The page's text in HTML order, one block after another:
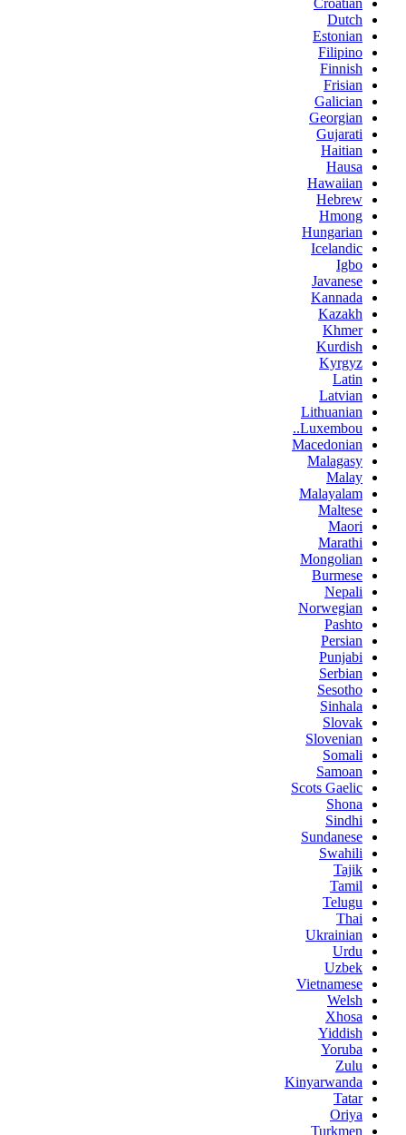
Croatian
Dutch
Estonian
Filipino
Finnish
Frisian
Galician
Georgian
Gujarati
Haitian
Hausa
Hawaiian
Hebrew
Hmong
Hungarian
Icelandic
Igbo
Javanese
Kannada
Kazakh
Khmer
Kurdish
Kyrgyz
Latin
Latvian
Lithuanian
Luxembou..
Macedonian
Malagasy
Malay
Malayalam
Maltese
Maori
Marathi
Mongolian
Burmese
Nepali
Norwegian
Pashto
Persian
Punjabi
Serbian
Sesotho
Sinhala
Slovak
Slovenian
Somali
Samoan
Scots Gaelic
Shona
Sindhi
Sundanese
Swahili
Tajik
Tamil
Telugu
Thai
Ukrainian
Urdu
Uzbek
Vietnamese
Welsh
Xhosa
Yiddish
Yoruba
Zulu
Kinyarwanda
Tatar
Oriya
Turkmen